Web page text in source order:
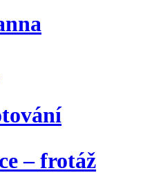
– frotáž